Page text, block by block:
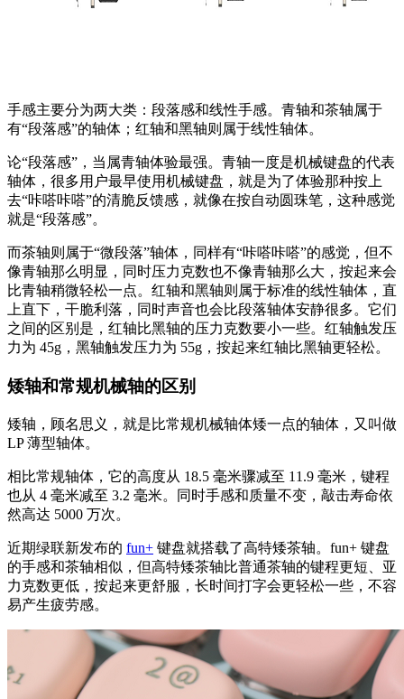
手感主要分为两大类：段落感和线性手感。青轴和茶轴属于
有“段落感”的轴体；红轴和黑轴则属于线性轴体。
论“段落感”，当属青轴体验最强。青轴一度是机械键盘的代表
轴体，很多用户最早使用机械键盘，就是为了体验那种按上
去“咔嗒咔嗒”的清脆反馈感，就像在按自动圆珠笔，这种感觉
就是“段落感”。
而茶轴则属于“微段落”轴体，同样有“咔嗒咔嗒”的感觉，但不
像青轴那么明显，同时压力克数也不像青轴那么大，按起来会
比青轴稍微轻松一点。红轴和黑轴则属于标准的线性轴体，直
上直下，干脆利落，同时声音也会比段落轴体安静很多。它们
之间的区别是，红轴比黑轴的压力克数要小一些。红轴触发压
力为 45g，黑轴触发压力为 55g，按起来红轴比黑轴更轻松。
矮轴和常规机械轴的区别
矮轴，顾名思义，就是比常规机械轴体矮一点的轴体，又叫做
LP 薄型轴体。
相比常规轴体，它的高度从 18.5 毫米骤减至 11.9 毫米，键程
也从 4 毫米减至 3.2 毫米。同时手感和质量不变，敲击寿命依
然高达 5000 万次。
近期绿联新发布的 fun+ 键盘就搭载了高特矮茶轴。fun+ 键盘
的手感和茶轴相似，但高特矮茶轴比普通茶轴的键程更短、亚
力克数更低，按起来更舒服，长时间打字会更轻松一些，不容
易产生疲劳感。